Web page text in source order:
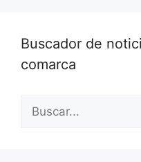
Buscador de
comarca
Buscar: